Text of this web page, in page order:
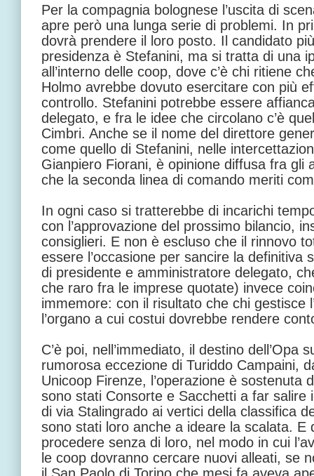
Per la compagnia bolognese l’uscita di
apre però una lunga serie di problemi. In
dovrà prendere il loro posto. Il candidato
presidenza è Stefanini, ma si tratta di una
all’interno delle coop, dove c’è chi ritiene
Holmo avrebbe dovuto esercitare con più
controllo. Stefanini potrebbe essere
delegato, e fra le idee che circolano c’è
Cimbri. Anche se il nome del direttore
come quello di Stefanini, nelle
Gianpiero Fiorani, è opinione diffusa fra gli
che la seconda linea di comando meriti
In ogni caso si tratterebbe di incarichi
con l’approvazione del prossimo bilancio,
consiglieri. E non è escluso che il rinnovo
essere l’occasione per sancire la definitiva
di presidente e amministratore delegato,
che raro fra le imprese quotate) invece
immemore: con il risultato che chi gestisce
l’organo a cui costui dovrebbe rendere
C’è poi, nell’immediato, il destino dell’Opa
rumorosa eccezione di Turiddo Campaini,
Unicoop Firenze, l’operazione è sostenuta
sono stati Consorte e Sacchetti a far salire
di via Stalingrado ai vertici della classifica
sono stati loro anche a ideare la scalata. E
procedere senza di loro, nel modo in cui
le coop dovranno cercare nuovi alleati, se